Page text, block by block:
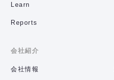
Learn
Reports
会社紹介
会社情報